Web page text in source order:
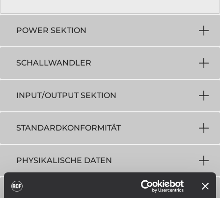
POWER SEKTION
SCHALLWANDLER
INPUT/OUTPUT SEKTION
STANDARDKONFORMITÄT
PHYSIKALISCHE DATEN
GRÖSSE / GEWICHT